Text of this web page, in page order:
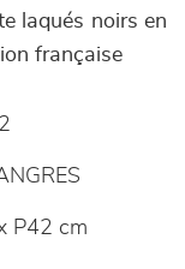
laqués noirs en
française
P42 cm